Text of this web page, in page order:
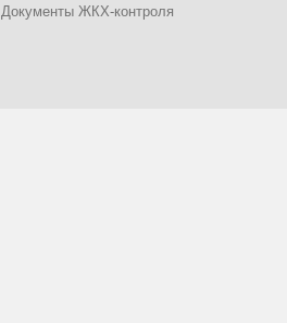
Документы ЖКХ-контроля